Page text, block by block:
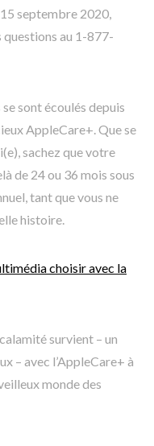
septembre 2020,
questions au 1-877-
sont écoulés depuis
AppleCare+. Que se
sachez que votre
de 24 ou 36 mois sous
tant que vous ne
histoire.
choisir avec la
survient – un
– avec l’AppleCare+ à
monde des